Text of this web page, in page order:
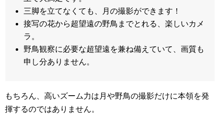
三脚を立てなくても、月の撮影ができます！
接写の花から超望遠の野鳥までとれる、楽しいカメ
ラ。
野鳥観察に必要な超望遠を兼ね備えていて、画質も
申し分ありません。
もちろん、高いズーム力は月や野鳥の撮影だけに本領を発
揮するのではありません。